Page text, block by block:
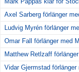
Axel Sarberg förlänger
Ludvig Myrén förlänger
Omar Fall förlänger med
Matthew Retlzaff förlänger
Vidar Gjermstad